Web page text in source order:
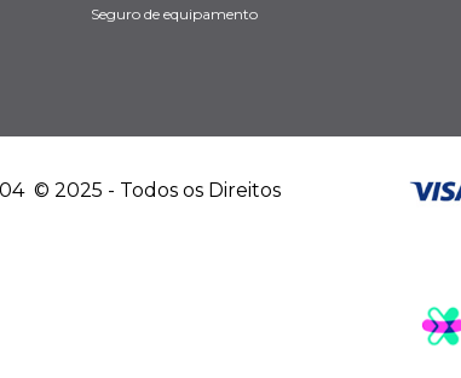
Seguro de equipamento
04 © 2025 - Todos os Direitos